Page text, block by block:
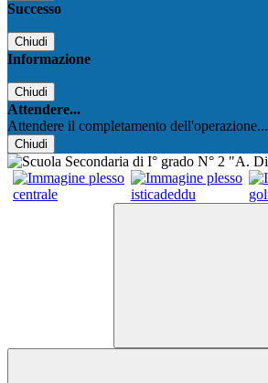
Successo
Chiudi
Informazione
Chiudi
Attendere...
Attendere il completamento dell'operazione...
Chiudi